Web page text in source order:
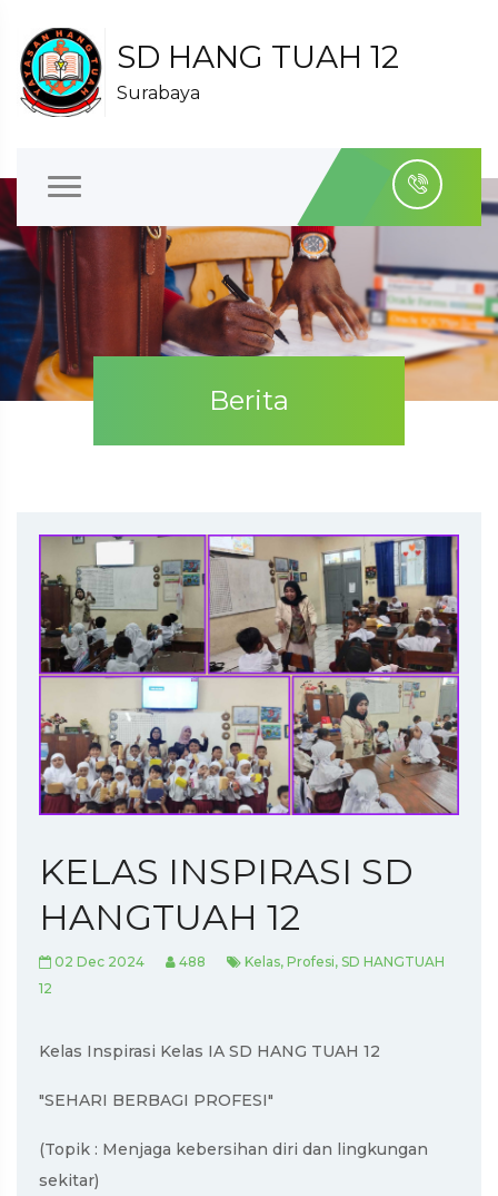
SD HANG TUAH 12
Surabaya
Berita
KELAS INSPIRASI SD
HANGTUAH 12
02 Dec 2024 488
Kelas, Profesi, SD HANGTUAH
12
Kelas Inspirasi Kelas IA SD HANG TUAH 12
"SEHARI BERBAGI PROFESI"
(Topik : Menjaga kebersihan diri dan lingkungan
sekitar)